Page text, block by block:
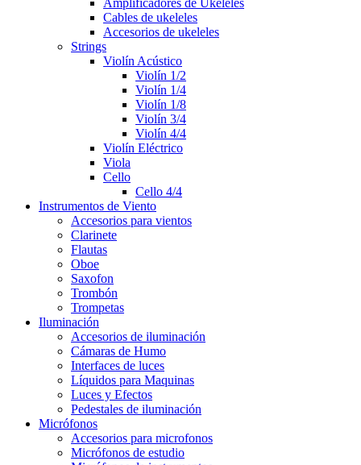
Cables de ukeleles
Accesorios de ukeleles
Strings
Violín Acústico
Violín 1/2
Violín 1/4
Violín 1/8
Violín 3/4
Violín 4/4
Violín Eléctrico
Viola
Cello
Cello 4/4
Instrumentos de Viento
Accesorios para vientos
Clarinete
Flautas
Oboe
Saxofon
Trombón
Trompetas
Iluminación
Accesorios de iluminación
Cámaras de Humo
Interfaces de luces
Líquidos para Maquinas
Luces y Efectos
Pedestales de iluminación
Micrófonos
Accesorios para microfonos
Micrófonos de estudio